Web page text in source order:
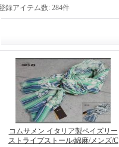
録アイテム数: 284件
コムサメン イタリア製ペイズリー
ストライプストール/綿麻/メンズ/C